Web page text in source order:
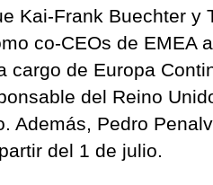
Kai-Frank Buechter y
co-CEOs de EMEA
cargo de Europa
del Reino
Además, Pedro
del 1 de julio.